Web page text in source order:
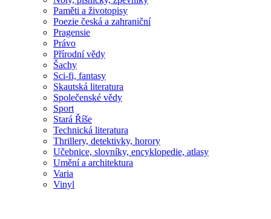
Paměti a životopisy
Poezie česká a zahraniční
Pragensie
Právo
Přírodní vědy
Šachy
Sci-fi, fantasy
Skautská literatura
Společenské vědy
Sport
Stará Říše
Technická literatura
Thrillery, detektivky, horory
Učebnice, slovníky, encyklopedie, atlasy
Umění a architektura
Varia
Vinyl